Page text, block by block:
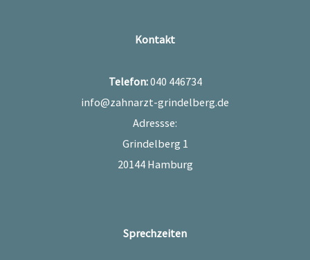
Kontakt
Telefon:040 446734
info@zahnarzt-grindelberg.de
Adressse:
Grindelberg 1
20144 Hamburg
Sprechzeiten